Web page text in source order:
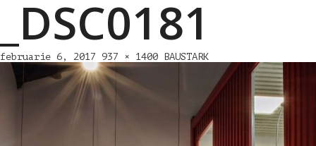
_DSC0181
februarie 6, 2017 937 × 1400 BAUSTARK